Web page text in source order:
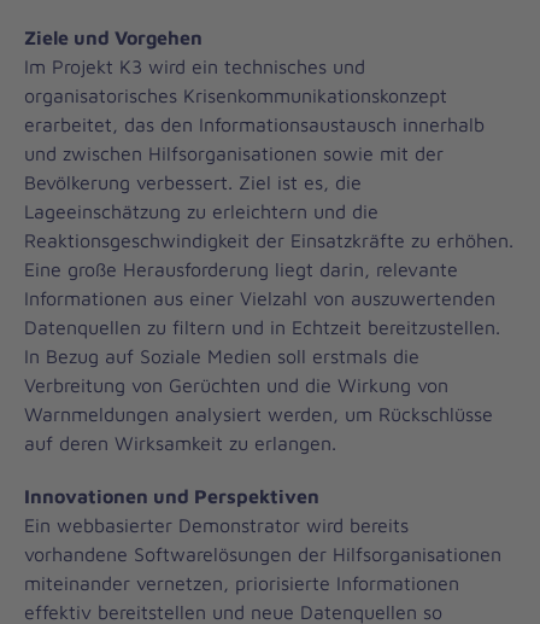
Ziele und Vorgehen
Im Projekt K3 wird ein technisches und
organisatorisches Krisenkommunikationskonzept
erarbeitet, das den Informationsaustausch innerhalb
und zwischen Hilfsorganisationen sowie mit der
Bevölkerung verbessert. Ziel ist es, die
Lageeinschätzung zu erleichtern und die
Reaktionsgeschwindigkeit der Einsatzkräfte zu erhöhen.
Eine große Herausforderung liegt darin, relevante
Informationen aus einer Vielzahl von auszuwertenden
Datenquellen zu filtern und in Echtzeit bereitzustellen.
In Bezug auf Soziale Medien soll erstmals die
Verbreitung von Gerüchten und die Wirkung von
Warnmeldungen analysiert werden, um Rückschlüsse
auf deren Wirksamkeit zu erlangen.
Innovationen und Perspektiven
Ein webbasierter Demonstrator wird bereits
vorhandene Softwarelösungen der Hilfsorganisationen
miteinander vernetzen, priorisierte Informationen
effektiv bereitstellen und neue Datenquellen so